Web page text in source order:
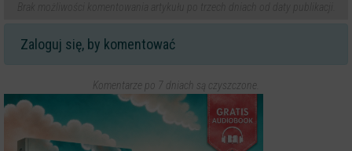
Zaloguj się, by komentować
Komentarze po 7 dniach są czyszczone.